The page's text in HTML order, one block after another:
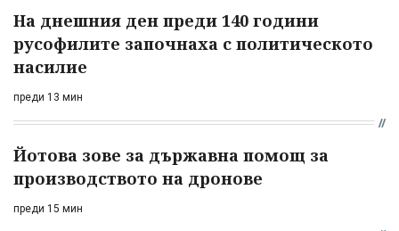
На днешния ден преди 140 години
русофилите започнаха с политическото
насилие
преди 13 мин
Йотова зове за държавна помощ за
производството на дронове
преди 15 мин